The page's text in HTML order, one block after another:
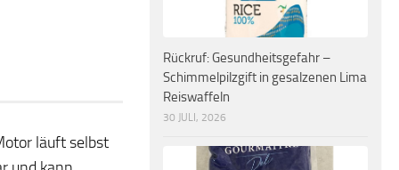
läuft selbst
Rückruf: Gesundheitsgefahr –
Schimmelpilzgift in gesalzenen Lima
Reiswaffeln
30 JULI, 2026